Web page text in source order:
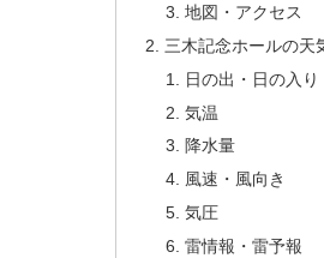
地図・アクセス
三木記念ホールの天
日の出・日の入り
気温
降水量
風速・風向き
気圧
雷情報・雷予報